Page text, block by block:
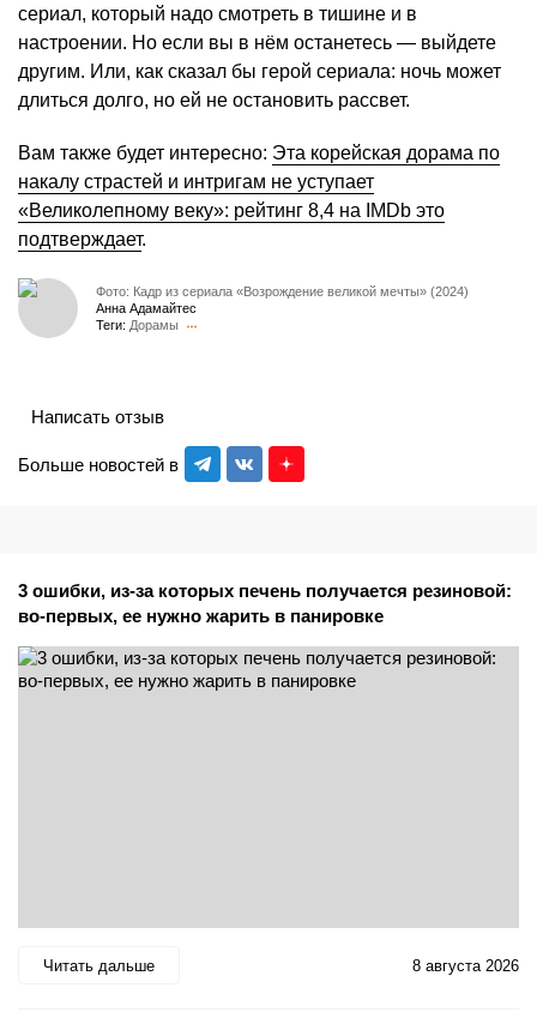
сериал, который надо смотреть в тишине и в
настроении. Но если вы в нём останетесь — выйдете
другим. Или, как сказал бы герой сериала: ночь может
длиться долго, но ей не остановить рассвет.
Вам также будет интересно: Эта корейская дорама по
накалу страстей и интригам не уступает
«Великолепному веку»: рейтинг 8,4 на IMDb это
подтверждает.
Фото: Кадр из сериала «Возрождение великой мечты» (2024)
Анна Адамайтес
Теги: Дорамы
Больше новостей в
Написать отзыв
3 ошибки, из-за которых печень получается резиновой:
во-первых, ее нужно жарить в панировке
Читать дальше 8 августа 2026